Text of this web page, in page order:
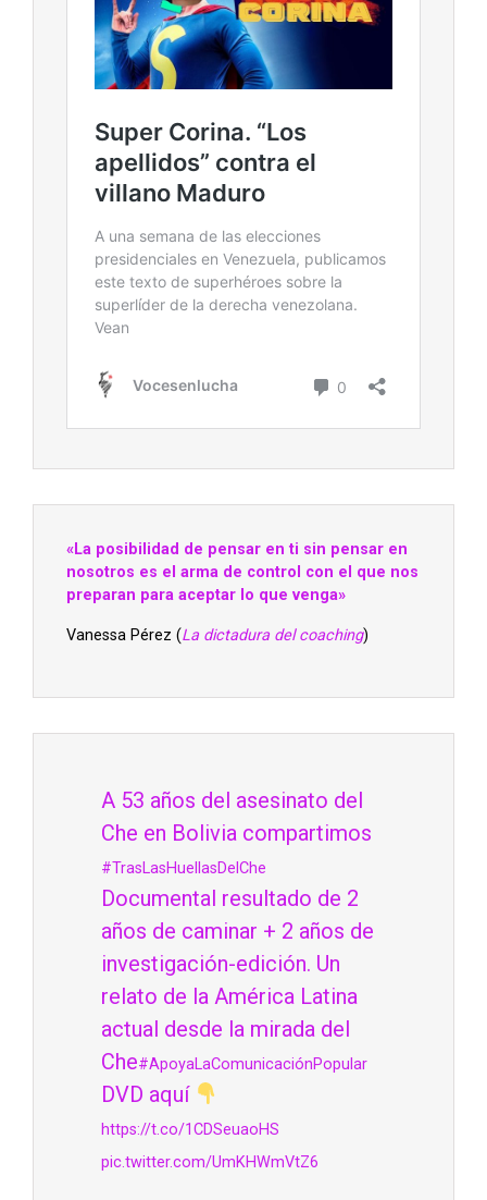
«La posibilidad de pensar en ti sin pensar en
nosotros es el arma de control con el que nos
preparan para aceptar lo que venga»
Vanessa Pérez (La dictadura del coaching)
A 53 años del asesinato del
Che en Bolivia compartimos
#TrasLasHuellasDelChe
Documental resultado de 2
años de caminar + 2 años de
investigación-edición. Un
relato de la América Latina
actual desde la mirada del
Che#ApoyaLaComunicaciónPopular
DVD aquí
https://t.co/1CDSeuaoHS
pic.twitter.com/UmKHWmVtZ6